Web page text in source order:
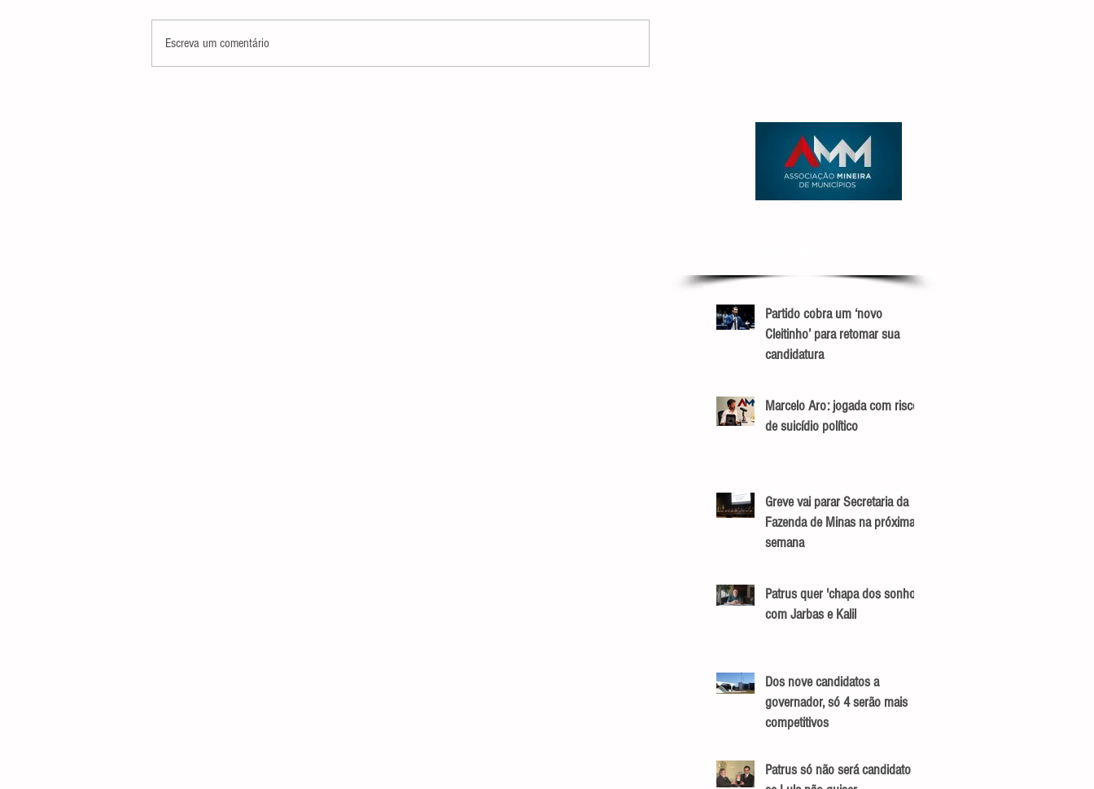
Escreva um comentário
Partido cobra um ‘novo
Cleitinho’ para retomar sua
candidatura
Marcelo Aro: jogada com risco
de suicídio político
Greve vai parar Secretaria da
Fazenda de Minas na próxima
semana
Patrus quer 'chapa dos sonhos'
com Jarbas e Kalil
Dos nove candidatos a
governador, só 4 serão mais
competitivos
Patrus só não será candidato